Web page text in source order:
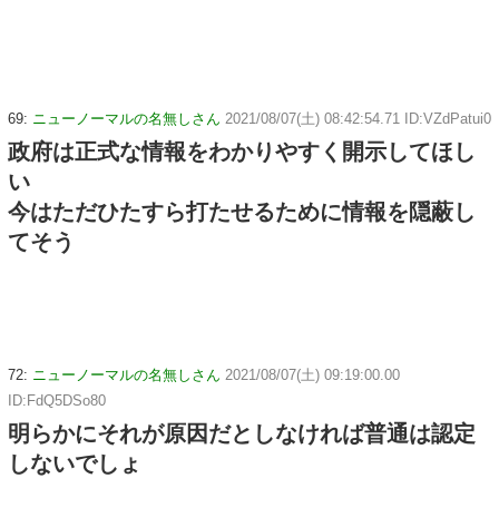
69: ニューノーマルの名無しさん 2021/08/07(土) 08:42:54.71 ID:VZdPatui0
政府は正式な情報をわかりやすく開示してほし
い
今はただひたすら打たせるために情報を隠蔽し
てそう
72: ニューノーマルの名無しさん 2021/08/07(土) 09:19:00.00
ID:FdQ5DSo80
明らかにそれが原因だとしなければ普通は認定
しないでしょ